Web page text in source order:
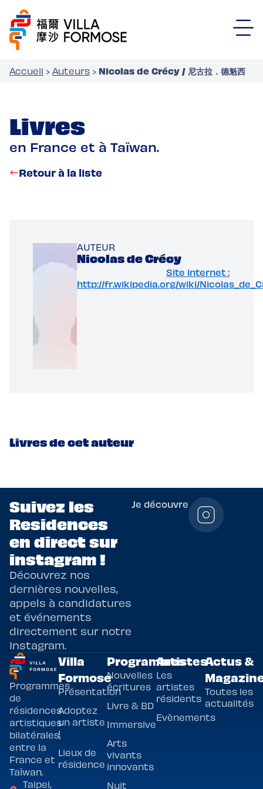
Accueil › Auteurs › Nicolas de Crécy / 尼古拉．德魁西
Livres
en France et à Taïwan.
Retour à la liste
AUTEUR
Nicolas de Crécy
Site internet :
http://fr.wikipedia.org/wiki/
Livres de cet auteur
Suivez les
Residences
en direct sur
instagram !
Découvrez nos
dernières nouvelles,
appels à candidatures
et événements
directement sur notre
Instagram.
Je découvre
Programmes
de
résidences
artistiques
bilatérales,
entre la
France et
Taïwan.
Taipei,
Villa
Formose
Présentation
Adoptez
un artiste
!
Lieux de
résidence
Programmes
Nouvelles
écritures
Livre & BD
Immersive
Arts
vivants
innovants
Nuit
Artistes
Les
artistes
résidents
Evènements
Actus &
Toutes les
actualités